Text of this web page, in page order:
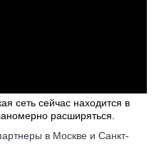
сеть сейчас находится в
расширяться.
в Москве и Санкт-